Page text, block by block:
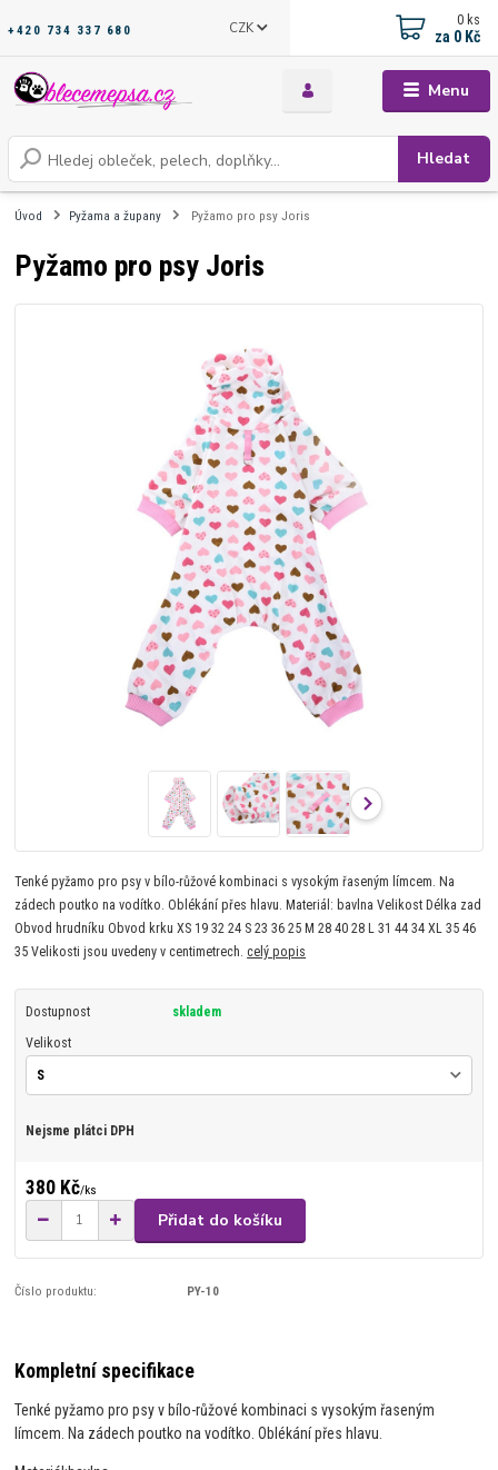
Menu
CZK
Hledat
+420 734 337 680
0 ks
za 0 Kč
Úvod Pyžama a župany Pyžamo pro psy Joris
Pyžamo pro psy Joris
Tenké pyžamo pro psy v bílo-růžové kombinaci s vysokým řaseným límcem. Na
zádech poutko na vodítko. Oblékání přes hlavu. Materiál: bavlna Velikost Délka zad
Obvod hrudníku Obvod krku XS 19 32 24 S 23 36 25 M 28 40 28 L 31 44 34 XL 35 46
35 Velikosti jsou uvedeny v centimetrech.celý popis
Dostupnost skladem
Velikost
Nejsme plátci DPH
380 Kč/ks
Přidat do košíku
Číslo produktu: PY-10
Kompletní specifikace
Tenké pyžamo pro psy v bílo-růžové kombinaci s vysokým řaseným
límcem. Na zádech poutko na vodítko. Oblékání přes hlavu.